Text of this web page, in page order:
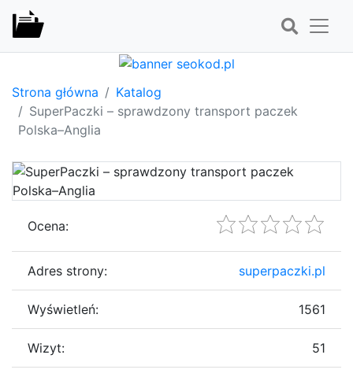
Strona główna
Katalog
SuperPaczki – sprawdzony transport paczek
Polska–Anglia
Ocena:
Adres strony: superpaczki.pl
Wyświetleń: 1561
Wizyt: 51